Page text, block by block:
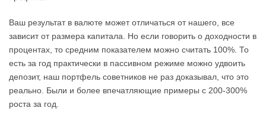
Ваш результат в валюте может отличаться от нашего, все
зависит от размера капитала. Но если говорить о доходности в
процентах, то средним показателем можно считать 100%. То
есть за год практически в пассивном режиме можно удвоить
депозит, наш портфель советников не раз доказывал, что это
реально. Были и более впечатляющие примеры с 200-300%
роста за год.